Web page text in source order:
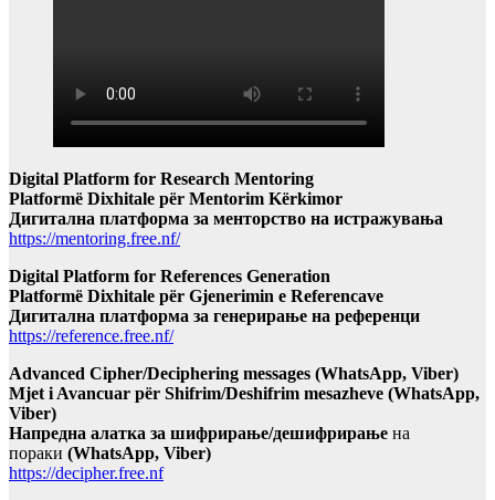
Digital Platform for Research Mentoring
Platformë Dixhitale për Mentorim Kërkimor
Дигитална платформа за менторство на истражувања
https://mentoring.free.nf/
Digital Platform for References Generation
Platformë Dixhitale për Gjenerimin e Referencave
Дигитална платформа за генерирање на референци
https://reference.free.nf/
Advanced Cipher/Deciphering messages (WhatsApp, Viber)
Mjet i Avancuar për Shifrim/Deshifrim mesazheve (WhatsApp,
Viber)
Напредна алатка за шифрирање/дешифрирање на
пораки (WhatsApp, Viber)
https://decipher.free.nf